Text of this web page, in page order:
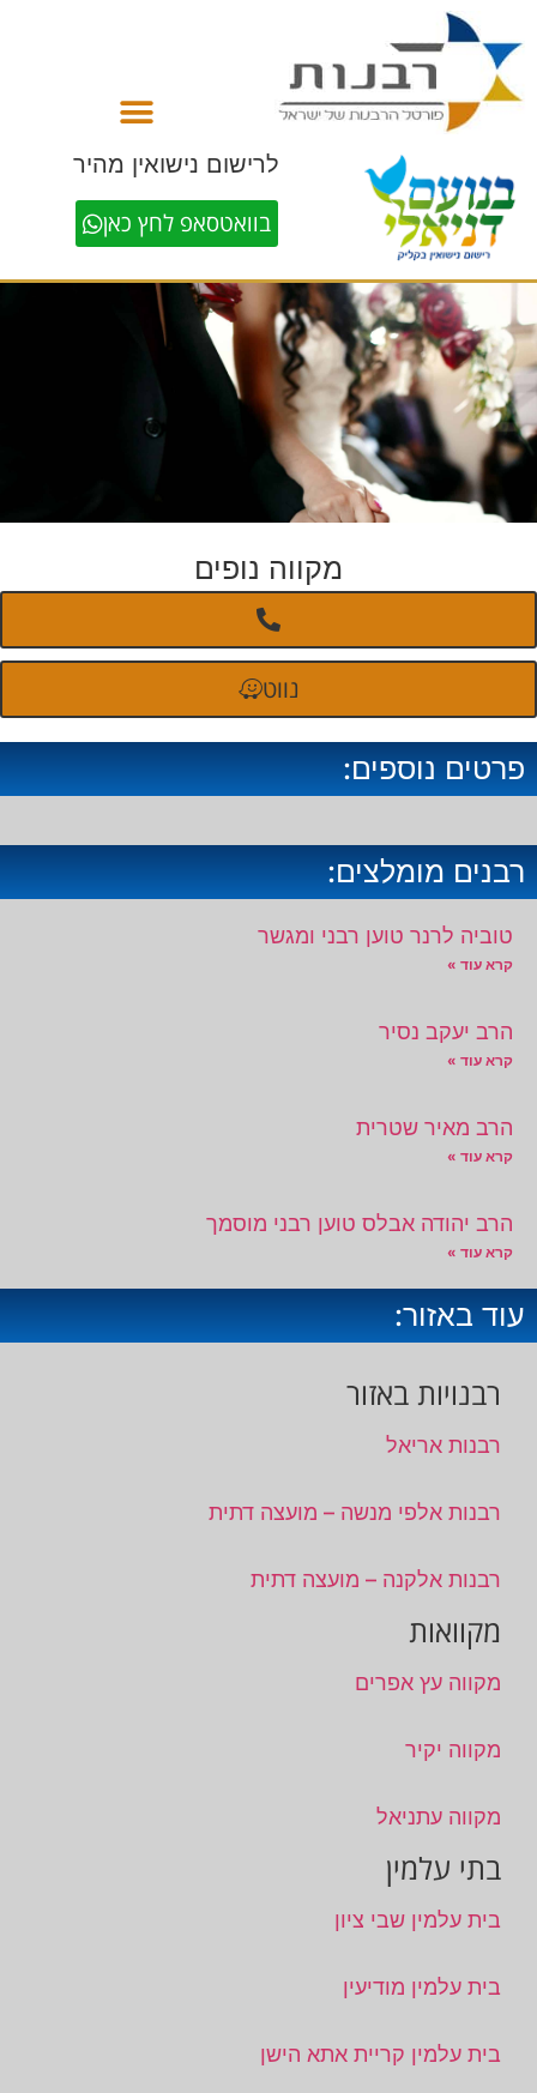
לרישום נישואין מהיר
בוואטסאפ לחץ כאן
מקווה נופים
נווט
פרטים נוספים:
רבנים מומלצים:
טוביה לרנר טוען רבני ומגשר
קרא עוד »
הרב יעקב נסיר
קרא עוד »
הרב מאיר שטרית
קרא עוד »
הרב יהודה אבלס טוען רבני מוסמך
קרא עוד »
עוד באזור:
רבנויות באזור
רבנות אריאל
רבנות אלפי מנשה – מועצה דתית
רבנות אלקנה – מועצה דתית
מקוואות
מקווה עץ אפרים
מקווה יקיר
מקווה עתניאל
בתי עלמין
בית עלמין שבי ציון
בית עלמין מודיעין
בית עלמין קריית אתא הישן